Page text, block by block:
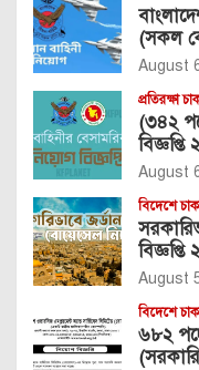
(সকল
August
প্রতিরক্ষা
(৩৪২
August
বিদেশে
August
বিদেশে
৬৮২